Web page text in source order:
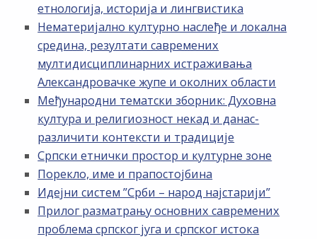
етнологија, историја и лингвистика
Нематеријално културно наслеђе и локална
средина, резултати савремених
мултидисциплинарних истраживања
Александровачке жупе и околних области
Међународни тематски зборник: Духовна
култура и религиозност некад и данас-
различити контексти и традиције
Српски етнички простор и културне зоне
Порекло, име и прапостојбина
Идејни систем ”Срби – народ најстарији”
Прилог разматрању основних савремених
проблема српског југа и српског истока